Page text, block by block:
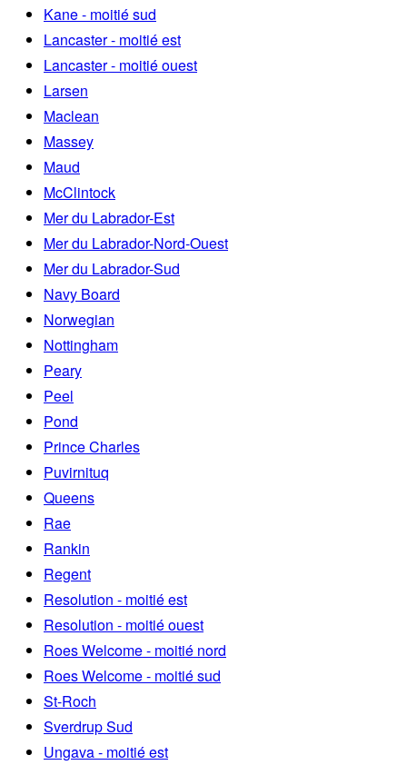
Kane - moitié sud
Lancaster - moitié est
Lancaster - moitié ouest
Larsen
Maclean
Massey
Maud
McClintock
Mer du Labrador-Est
Mer du Labrador-Nord-Ouest
Mer du Labrador-Sud
Navy Board
Norwegian
Nottingham
Peary
Peel
Pond
Prince Charles
Puvirnituq
Queens
Rae
Rankin
Regent
Resolution - moitié est
Resolution - moitié ouest
Roes Welcome - moitié nord
Roes Welcome - moitié sud
St-Roch
Sverdrup Sud
Ungava - moitié est